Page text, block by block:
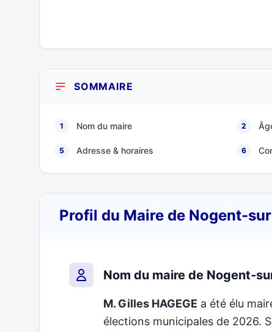
SOMMAIRE
1 Nom du maire 2
5 Adresse & horaires 6
Profil du Maire de Nogent-
Nom du maire de Nogent-
M. Gilles HAGEGE a été élu
élections municipales de 2026.